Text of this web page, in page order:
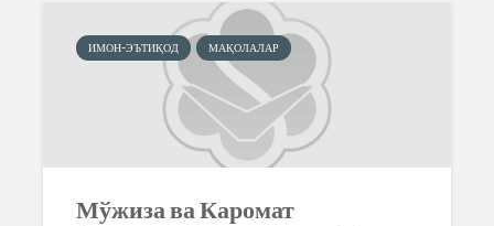
ИМОН-ЭЪТИҚОД МАҚОЛАЛАР
Мўжиза ва Каромат